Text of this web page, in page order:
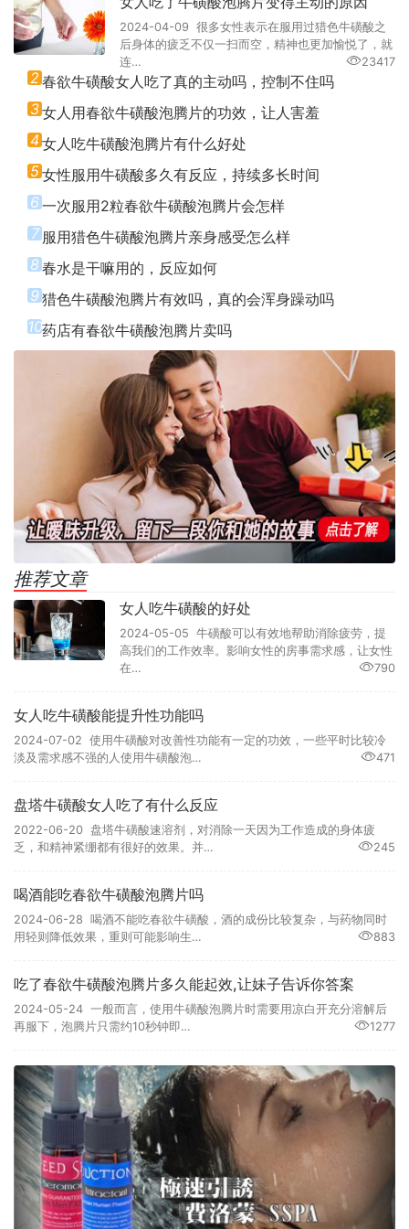
2024-04-09 很多女性表示在服用过猎色牛磺酸之
后身体的疲乏不仅一扫而空，精神也更加愉悦了，就
连…
23417
2 春欲牛磺酸女人吃了真的主动吗，控制不住吗
3女人用春欲牛磺酸泡腾片的功效，让人害羞
4 女人吃牛磺酸泡腾片有什么好处
5女性服用牛磺酸多久有反应，持续多长时间
6一次服用2粒春欲牛磺酸泡腾片会怎样
7 服用猎色牛磺酸泡腾片亲身感受怎么样
8 春水是干嘛用的，反应如何
9猎色牛磺酸泡腾片有效吗，真的会浑身躁动吗
10药店有春欲牛磺酸泡腾片卖吗
推荐文章
女人吃牛磺酸的好处
2024-05-05 牛磺酸可以有效地帮助消除疲劳，提
高我们的工作效率。影响女性的房事需求感，让女性
在…
790
女人吃牛磺酸能提升性功能吗
2024-07-02 使用牛磺酸对改善性功能有一定的功效，一些平时比较冷
淡及需求感不强的人使用牛磺酸泡…
471
盘塔牛磺酸女人吃了有什么反应
2022-06-20 盘塔牛磺酸速溶剂，对消除一天因为工作造成的身体疲
乏，和精神紧绷都有很好的效果。并…
245
喝酒能吃春欲牛磺酸泡腾片吗
2024-06-28 喝酒不能吃春欲牛磺酸，酒的成份比较复杂，与药物同时
用轻则降低效果，重则可能影响生…
883
吃了春欲牛磺酸泡腾片多久能起效,让妹子告诉你答案
2024-05-24 一般而言，使用牛磺酸泡腾片时需要用凉白开充分溶解后
再服下，泡腾片只需约10秒钟即…
1277